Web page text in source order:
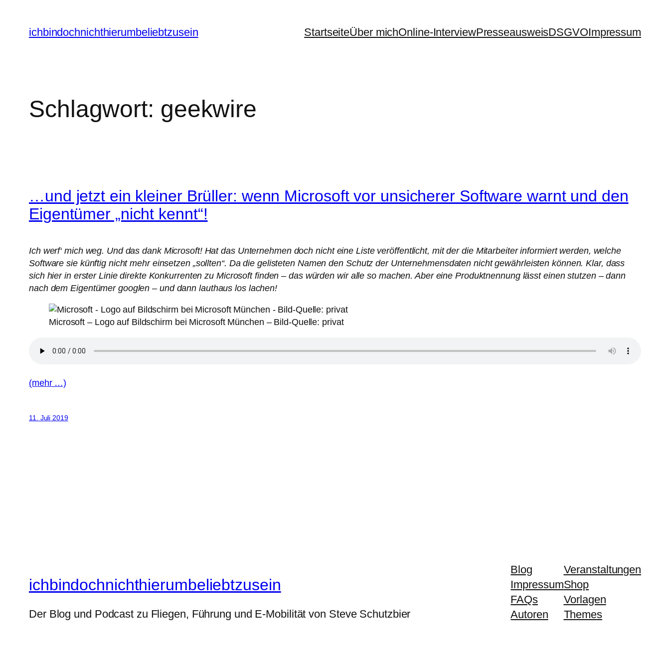
Inhalt
springen
ichbindochnichthierumbeliebtzusein StartseiteÜber michOnline-InterviewPresseausweisDSGVOImpressum
Schlagwort: geekwire
…und jetzt ein kleiner Brüller: wenn Microsoft vor unsicherer Software warnt und den
Eigentümer „nicht kennt“!
Ich werf‘ mich weg. Und das dank Microsoft! Hat das Unternehmen doch nicht eine Liste veröffentlicht, mit der die Mitarbeiter informiert werden, welche
Software sie künftig nicht mehr einsetzen „sollten“. Da die gelisteten Namen den Schutz der Unternehmensdaten nicht gewährleisten können. Klar, dass
sich hier in erster Linie direkte Konkurrenten zu Microsoft finden – das würden wir alle so machen. Aber eine Produktnennung lässt einen stutzen – dann
nach dem Eigentümer googlen – und dann lauthaus los lachen!
Microsoft – Logo auf Bildschirm bei Microsoft München – Bild-Quelle: privat
(mehr …)
11. Juli 2019
ichbindochnichthierumbeliebtzusein
Der Blog und Podcast zu Fliegen, Führung und E-Mobilität von Steve Schutzbier
Blog
Impressum
FAQs
Autoren
Veranstaltungen
Shop
Vorlagen
Themes